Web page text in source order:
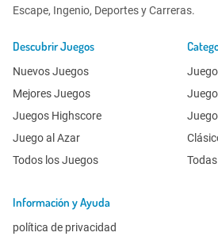
Escape, Ingenio, Deportes y Carreras.
Descubrir Juegos
Nuevos Juegos
Mejores Juegos
Juegos Highscore
Juego al Azar
Todos los Juegos
Información y Ayuda
política de privacidad